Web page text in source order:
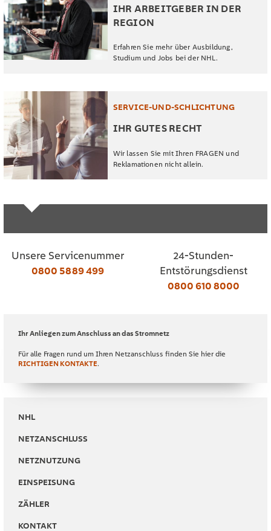
IHR ARBEITGEBER IN DER
REGION
Erfahren Sie mehr über Ausbildung,
Studium und Jobs bei der NHL.
SERVICE-UND-SCHLICHTUNG
IHR GUTES RECHT
Wir lassen Sie mit Ihren FRAGEN und
Reklamationen nicht allein.
Unsere Servicenummer
0800 5889 499
24-Stunden-
Entstörungsdienst
0800 610 8000
Ihr Anliegen zum Anschluss an das Stromnetz
Für alle Fragen rund um Ihren Netzanschluss finden Sie hier die
RICHTIGEN KONTAKTE.
NHL
NETZANSCHLUSS
NETZNUTZUNG
EINSPEISUNG
ZÄHLER
KONTAKT